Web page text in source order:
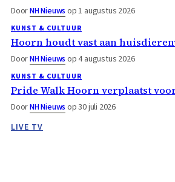
DoorNH Nieuws op 1 augustus 2026
KUNST & CULTUUR
Hoorn houdt vast aan
DoorNH Nieuws op 4 augustus 2026
KUNST & CULTUUR
Pride Walk Hoorn verplaatst
DoorNH Nieuws op 30 juli 2026
LIVE TV